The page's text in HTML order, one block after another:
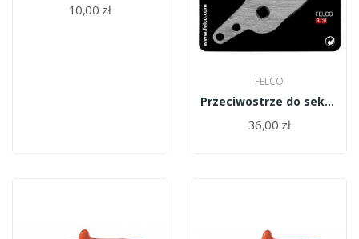
10,00 zł
FELCO
Przeciwostrze do sekatora Felco jednoręczny 9/4
36,00 zł